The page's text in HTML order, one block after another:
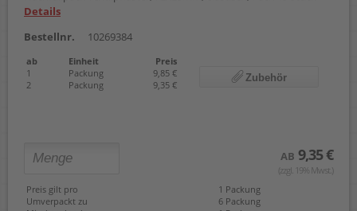
Details
Bestellnr.
10269384
ab Einheit
Preis
1
Packung
9,85 €
2
Packung 9,35 €
Zubehör
AB 9,35 €
(zzgl. 19% Mwst.)
Preis gilt pro
1 Packung
Umverpackt zu
6 Packung